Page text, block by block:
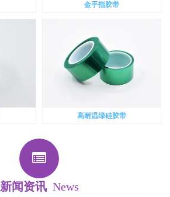
金手指胶带
高耐温绿硅胶带
新闻资讯 News